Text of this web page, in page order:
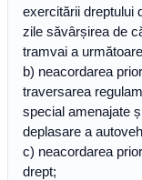
exercitării dreptului
zile săvârșirea de
tramvai a
b) neacordarea
traversarea
special amenajate
deplasare a
c) neacordarea
drept;